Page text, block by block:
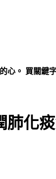
。 買關鍵
肺化